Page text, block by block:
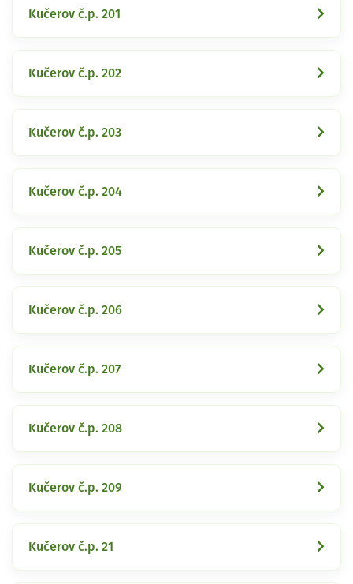
Kučerov č.p. 201
Kučerov č.p. 202
Kučerov č.p. 203
Kučerov č.p. 204
Kučerov č.p. 205
Kučerov č.p. 206
Kučerov č.p. 207
Kučerov č.p. 208
Kučerov č.p. 209
Kučerov č.p. 21